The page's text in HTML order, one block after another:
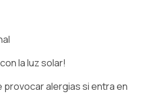
la luz solar!
provocar alergias si entra en